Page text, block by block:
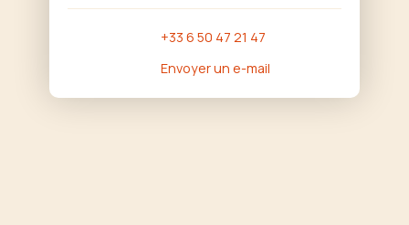
+33 6 50 47 21 47
Envoyer un e-mail